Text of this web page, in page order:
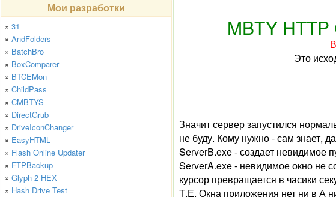
Мои разработки
» 31
» AndFolders
» BatchBro
» BoxComparer
» BTCEMon
» ChildPass
» CMBTYS
» DirectGrub
» DriveIconChanger
» EasyHTML
» Flash Online Updater
» FTPBackup
» Glyph 2 HEX
» Hash Drive Test
MBTY
Это
Значит сервер запустился
не буду. Кому нужно - сам знает,
ServerB.exe - создает невидимое
ServerA.exe - невидимое окно не
курсор превращается в часики
Т.Е. Окна приложения нет ни в А